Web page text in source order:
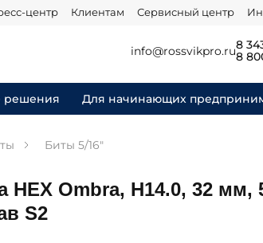
центр Клиентам Сервисный центр
info@rossvikpro.ru8
8
решения Для начинающих
Биты 5/16"
HEX Ombra, H14.0, 32 мм,
S2